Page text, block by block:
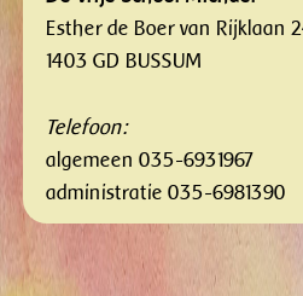
Esther de Boer van Rijklaan
1403 GD BUSSUM
Telefoon:
algemeen 035-6931967
administratie 035-6981390